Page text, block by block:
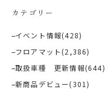
カテゴリー
イベント情報(428)
フロアマット (2,386)
取扱車種 更新情報(644)
新商品デビュー(301)